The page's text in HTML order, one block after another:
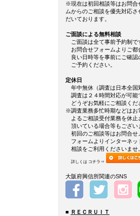
※現在は初回相談等はお問合
ムからのご相談を優先対応さ
だいております。
ご面談による無料相談
ご面談は全て事前予約制で
お問合せフォームよりご都
良い日時等を事前にご確認
ご予約ください。
定休日
年中無休（調査は日本全国
調査は２４時間対応が可能
どうぞお気軽にご相談くだ
※調査業務多忙時期などはお
よるご相談受付業務を休止
頂いている場合等もござい
初回のご相談等はお問合せ
フォームよりインターネッ
相談をご利用くださいませ。
詳しくは コチラ⇒
大阪府興信所関連のSNS
■ ＲＥＣＲＵＩＴ